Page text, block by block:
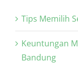
Tips Memilih
Keuntungan
Bandung